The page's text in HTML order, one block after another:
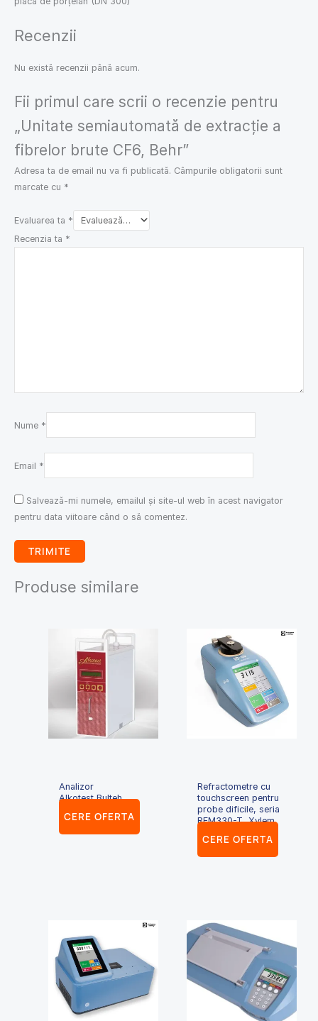
Recenzii
Nu există recenzii până acum.
Fii primul care scrii o recenzie pentru
„Unitate semiautomată de extracție a
fibrelor brute CF6, Behr”
Adresa ta de email nu va fi publicată. Câmpurile obligatorii sunt
marcate cu *
Evaluarea ta *
Recenzia ta *
Nume *
Email *
Salvează-mi numele, emailul și site-ul web în acest navigator
pentru data viitoare când o să comentez.
Produse similare
Analizor
Alkotest,Bulteh
CERE OFERTA
Refractometre cu
touchscreen pentru
probe dificile, seria
RFM330-T, Xylem
CERE OFERTA